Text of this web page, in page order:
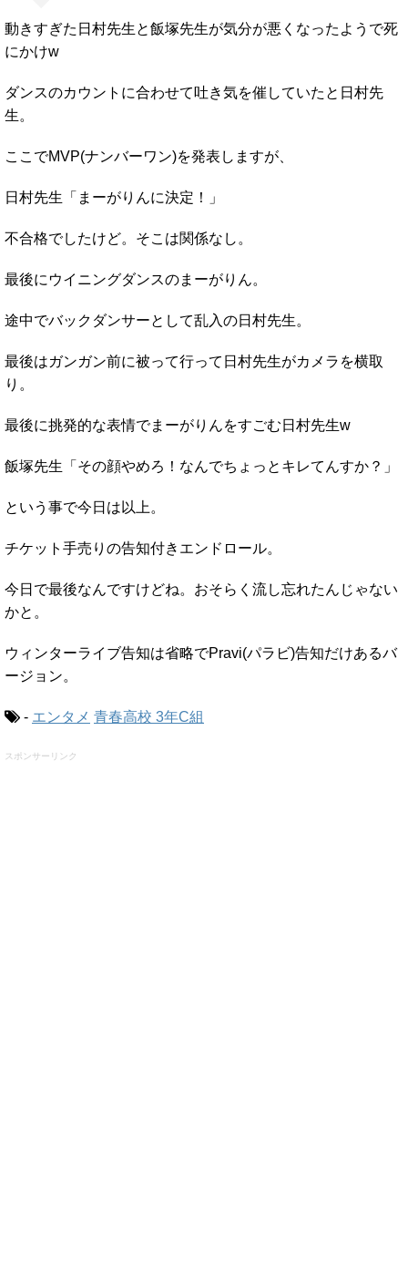
動きすぎた日村先生と飯塚先生が気分が悪くなったようで死
にかけw
ダンスのカウントに合わせて吐き気を催していたと日村先
生。
ここでMVP(ナンバーワン)を発表しますが、
日村先生「まーがりんに決定！」
不合格でしたけど。そこは関係なし。
最後にウイニングダンスのまーがりん。
途中でバックダンサーとして乱入の日村先生。
最後はガンガン前に被って行って日村先生がカメラを横取
り。
最後に挑発的な表情でまーがりんをすごむ日村先生w
飯塚先生「その顔やめろ！なんでちょっとキレてんすか？」
という事で今日は以上。
チケット手売りの告知付きエンドロール。
今日で最後なんですけどね。おそらく流し忘れたんじゃない
かと。
ウィンターライブ告知は省略でPravi(パラビ)告知だけあるバ
ージョン。
- エンタメ 青春高校 3年C組
スポンサーリンク